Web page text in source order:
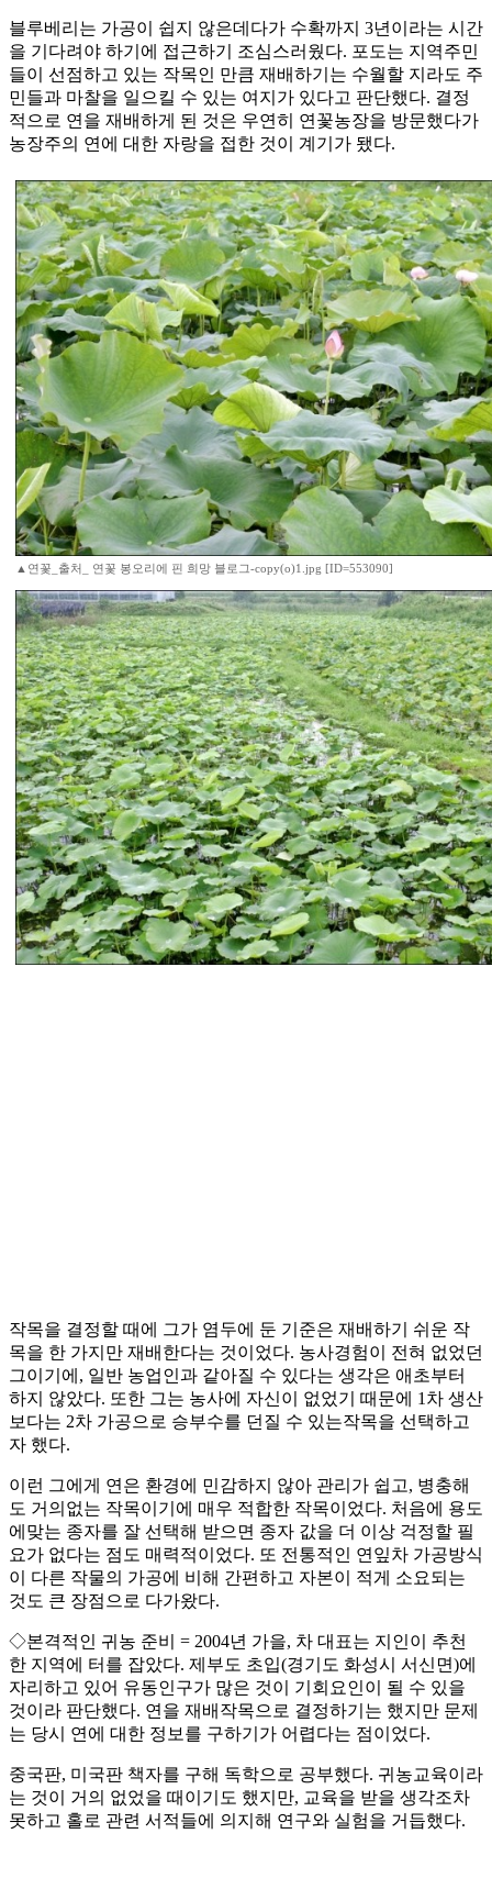
블루베리는 가공이 쉽지 않은데다가 수확까지 3년이라는 시간
을 기다려야 하기에 접근하기 조심스러웠다. 포도는 지역주민
들이 선점하고 있는 작목인 만큼 재배하기는 수월할 지라도 주
민들과 마찰을 일으킬 수 있는 여지가 있다고 판단했다. 결정
적으로 연을 재배하게 된 것은 우연히 연꽃농장을 방문했다가
농장주의 연에 대한 자랑을 접한 것이 계기가 됐다.
▲연꽃_출처_ 연꽃 봉오리에 핀 희망 블로그-copy(o)1.jpg [ID=553090]
작목을 결정할 때에 그가 염두에 둔 기준은 재배하기 쉬운 작
목을 한 가지만 재배한다는 것이었다. 농사경험이 전혀 없었던
그이기에, 일반 농업인과 같아질 수 있다는 생각은 애초부터
하지 않았다. 또한 그는 농사에 자신이 없었기 때문에 1차 생산
보다는 2차 가공으로 승부수를 던질 수 있는작목을 선택하고
자 했다.
이런 그에게 연은 환경에 민감하지 않아 관리가 쉽고, 병충해
도 거의없는 작목이기에 매우 적합한 작목이었다. 처음에 용도
에맞는 종자를 잘 선택해 받으면 종자 값을 더 이상 걱정할 필
요가 없다는 점도 매력적이었다. 또 전통적인 연잎차 가공방식
이 다른 작물의 가공에 비해 간편하고 자본이 적게 소요되는
것도 큰 장점으로 다가왔다.
◇본격적인 귀농 준비 = 2004년 가을, 차 대표는 지인이 추천
한 지역에 터를 잡았다. 제부도 초입(경기도 화성시 서신면)에
자리하고 있어 유동인구가 많은 것이 기회요인이 될 수 있을
것이라 판단했다. 연을 재배작목으로 결정하기는 했지만 문제
는 당시 연에 대한 정보를 구하기가 어렵다는 점이었다.
중국판, 미국판 책자를 구해 독학으로 공부했다. 귀농교육이라
는 것이 거의 없었을 때이기도 했지만, 교육을 받을 생각조차
못하고 홀로 관련 서적들에 의지해 연구와 실험을 거듭했다.